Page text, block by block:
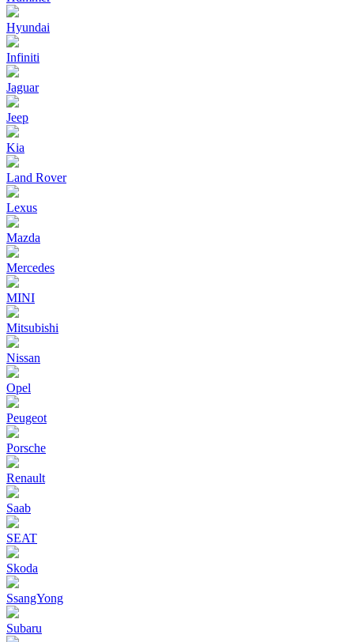
Hyundai
Infiniti
Jaguar
Jeep
Kia
Land Rover
Lexus
Mazda
Mercedes
MINI
Mitsubishi
Nissan
Opel
Peugeot
Porsche
Renault
Saab
SEAT
Skoda
SsangYong
Subaru